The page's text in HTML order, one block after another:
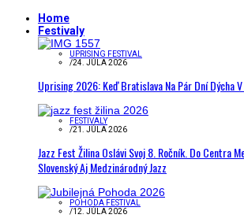
Home
Festivaly
UPRISING FESTIVAL
/24. JÚLA 2026
Uprising 2026: Keď Bratislava Na Pár Dní Dýcha
FESTIVALY
/21. JÚLA 2026
Jazz Fest Žilina Oslávi Svoj 8. Ročník. Do Centra
Slovenský Aj Medzinárodný Jazz
POHODA FESTIVAL
/12. JÚLA 2026